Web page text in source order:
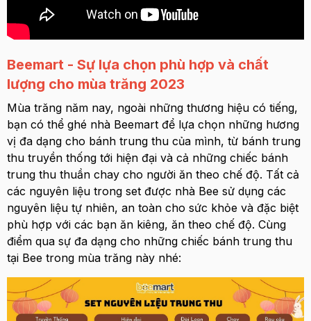
Beemart - Sự lựa chọn phù hợp và chất
lượng cho mùa trăng 2023
Mùa trăng năm nay, ngoài những thương hiệu có tiếng,
bạn có thể ghé nhà Beemart để lựa chọn những hương
vị đa dạng cho bánh trung thu của mình, từ bánh trung
thu truyền thống tới hiện đại và cả những chiếc bánh
trung thu thuần chay cho người ăn theo chế độ. Tất cả
các nguyên liệu trong set được nhà Bee sử dụng các
nguyên liệu tự nhiên, an toàn cho sức khỏe và đặc biệt
phù hợp với các bạn ăn kiêng, ăn theo chế độ. Cùng
điểm qua sự đa dạng cho những chiếc bánh trung thu
tại Bee trong mùa trăng này nhé: